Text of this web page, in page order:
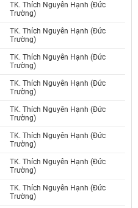
TK. Thích Nguyên Hạnh (Đức
Trường)
TK. Thích Nguyên Hạnh (Đức
Trường)
TK. Thích Nguyên Hạnh (Đức
Trường)
TK. Thích Nguyên Hạnh (Đức
Trường)
TK. Thích Nguyên Hạnh (Đức
Trường)
TK. Thích Nguyên Hạnh (Đức
Trường)
TK. Thích Nguyên Hạnh (Đức
Trường)
TK. Thích Nguyên Hạnh (Đức
Trường)